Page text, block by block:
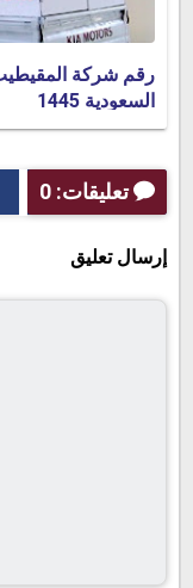
رقم شركة المقيطيب
السعودية 1445
تعليقات: 0
إرسال تعليق